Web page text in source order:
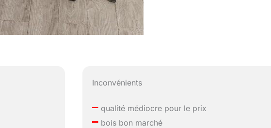
Inconvénients
– qualité médiocre pour le prix
– bois bon marché